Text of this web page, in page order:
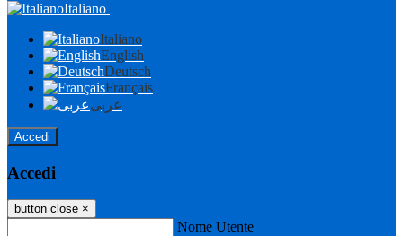
Italiano
Italiano
English
Deutsch
Français
عربى
Accedi
Accedi
button close ×
Nome Utente